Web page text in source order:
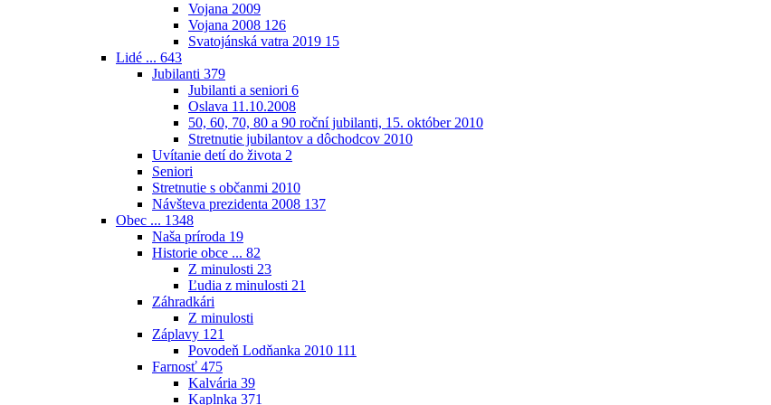
Vojana 2009
Vojana 2008 126
Svatojánská vatra 2019 15
Lidé ... 643
Jubilanti 379
Jubilanti a seniori 6
Oslava 11.10.2008
50, 60, 70, 80 a 90 roční jubilanti, 15. október 2010
Stretnutie jubilantov a dôchodcov 2010
Uvítanie detí do života 2
Seniori
Stretnutie s občanmi 2010
Návšteva prezidenta 2008 137
Obec ... 1348
Naša príroda 19
Historie obce ... 82
Z minulosti 23
Ľudia z minulosti 21
Záhradkári
Z minulosti
Záplavy 121
Povodeň Lodňanka 2010 111
Farnosť 475
Kalvária 39
Kaplnka 371